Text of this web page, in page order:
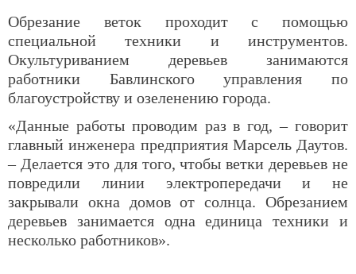
Обрезание веток проходит с помощью
специальной техники и инструментов.
Окультуриванием деревьев занимаются
работники Бавлинского управления по
благоустройству и озеленению города.
«Данные работы проводим раз в год, – говорит
главный инженера предприятия Марсель Даутов.
– Делается это для того, чтобы ветки деревьев не
повредили линии электропередачи и не
закрывали окна домов от солнца. Обрезанием
деревьев занимается одна единица техники и
несколько работников».